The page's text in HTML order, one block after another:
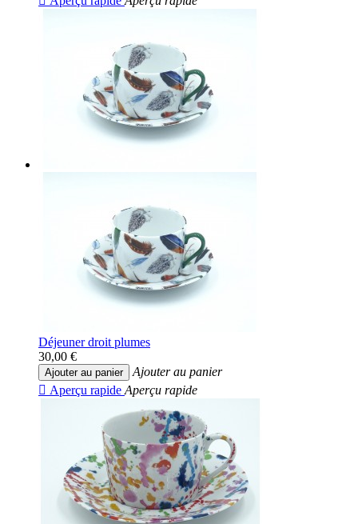
Déjeuner droit plumes
30,00 €
Ajouter au panier
Ajouter au panier
 Aperçu rapide Aperçu rapide